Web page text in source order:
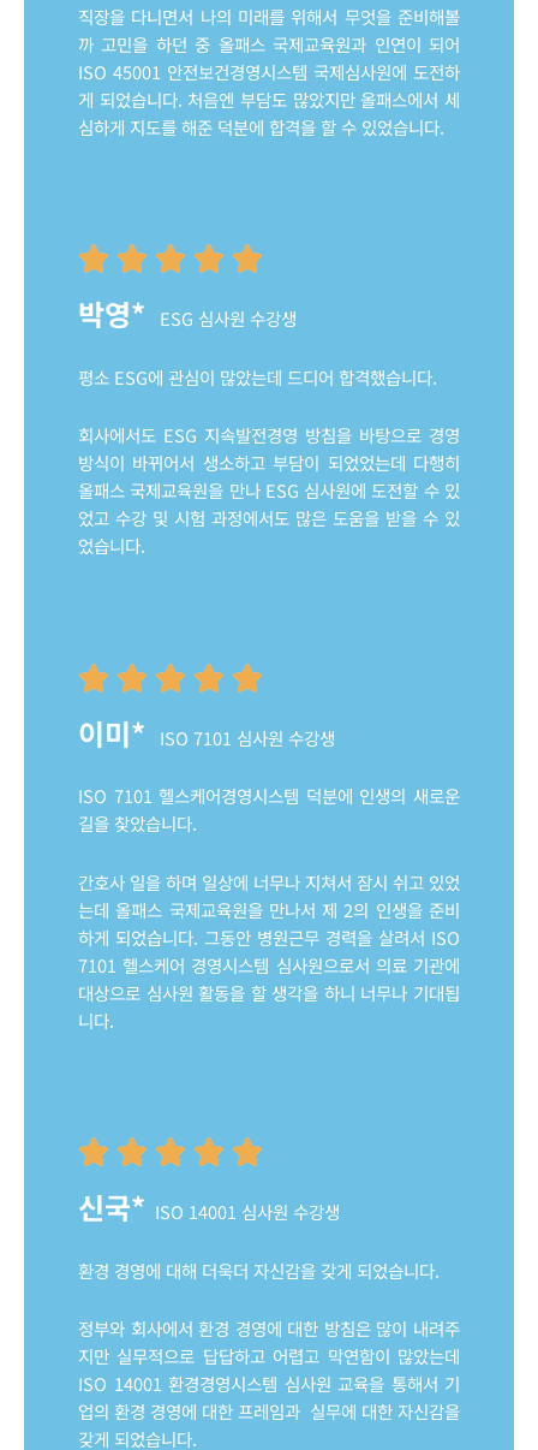
직장을 다니면서 나의 미래를 위해서 무엇을 준비해볼
까 고민을 하던 중 올패스 국제교육원과 인연이 되어
ISO 45001 안전보건경영시스템 국제심사원에 도전하
게 되었습니다. 처음엔 부담도 많았지만 올패스에서 세
심하게 지도를 해준 덕분에 합격을 할 수 있었습니다.
박영* ESG 심사원 수강생
평소 ESG에 관심이 많았는데 드디어 합격했습니다.
회사에서도 ESG 지속발전경영 방침을 바탕으로 경영
방식이 바뀌어서 생소하고 부담이 되었었는데 다행히
올패스 국제교육원을 만나 ESG 심사원에 도전할 수 있
었고 수강 및 시험 과정에서도 많은 도움을 받을 수 있
었습니다.
이미* ISO 7101 심사원 수강생
ISO 7101 헬스케어경영시스템 덕분에 인생의 새로운
길을 찾았습니다.
간호사 일을 하며 일상에 너무나 지쳐서 잠시 쉬고 있었
는데 올패스 국제교육원을 만나서 제 2의 인생을 준비
하게 되었습니다. 그동안 병원근무 경력을 살려서 ISO
7101 헬스케어 경영시스템 심사원으로서 의료 기관에
대상으로 심사원 활동을 할 생각을 하니 너무나 기대됩
니다.
신국* ISO 14001 심사원 수강생
환경 경영에 대해 더욱더 자신감을 갖게 되었습니다.
정부와 회사에서 환경 경영에 대한 방침은 많이 내려주
지만 실무적으로 답답하고 어렵고 막연함이 많았는데
ISO 14001 환경경영시스템 심사원 교육을 통해서 기
업의 환경 경영에 대한 프레임과 실무에 대한 자신감을
갖게 되었습니다.